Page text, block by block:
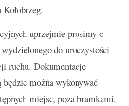
uprzejmie prosimy o
do uroczystości
ruchu. Dokumentację
można wykonywać
miejsc, poza bramkami.